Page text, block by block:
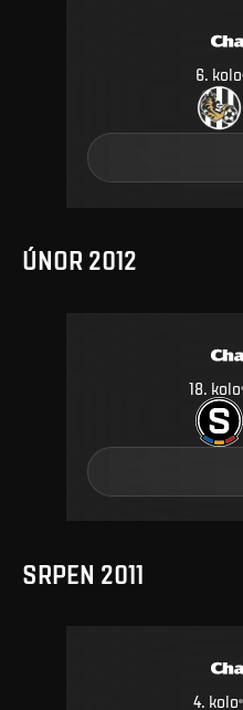
6. kolo
ÚNOR 2012
18. kolo
SRPEN 2011
4. kolo